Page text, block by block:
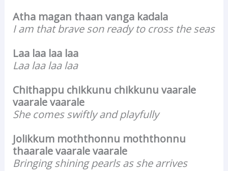
Atha magan thaan vanga kadala
I am that brave son ready to cross the seas
Laa laa laa laa
Laa laa laa laa
Chithappu chikkunu chikkunu vaarale
vaarale vaarale
She comes swiftly and playfully
Jolikkum moththonnu moththonnu
thaarale vaarale vaarale
Bringing shining pearls as she arrives